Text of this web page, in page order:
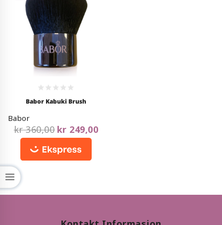
0
Babor Kabuki Brush
Babor
kr360,00 kr 249,00